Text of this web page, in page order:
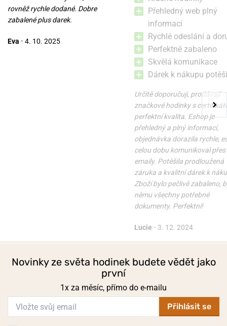
rovněž rychle dodané. Dobre
zabalené plus darek.
Eva • 4. 10. 2025
Přehledný web plný
informací
Rychlé odeslání a
Perfektně zabaleno
Skvělá komunikace
Dárek k nákupu
Určitě doporučuji, prodávají
značkové hodinky s
perfektní kvalita. Eshop je
přehledný a plný informací,
objednávka dorazila rychle,
celou dobu komunikoval přes
emaily. Potěšila prodloužená
záruka a kvalitní dárek k
Zboží bylo pečlivě zabaleno,
němu všechny potřebné
dokumenty. Perfektní!
Lucie • 3. 12. 2024
Novinky ze světa hodinek budete vědět jako
první
1x za měsíc, přímo do e-mailu
Přihlásit se